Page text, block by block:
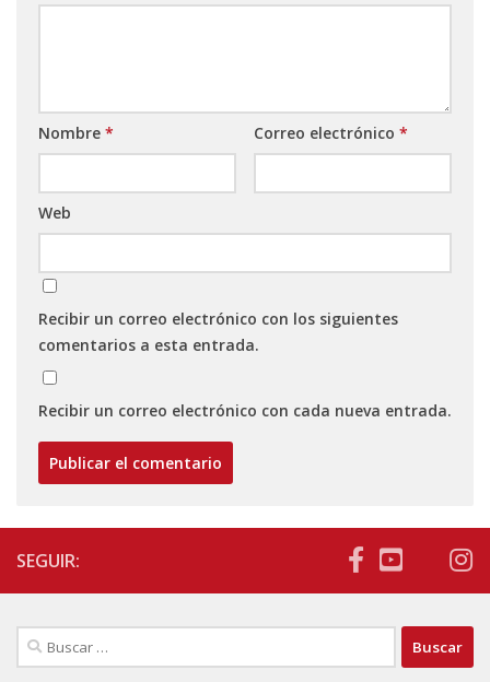
Nombre * Correo electrónico *
Web
Recibir un correo electrónico con los siguientes
comentarios a esta entrada.
Recibir un correo electrónico con cada nueva entrada.
SEGUIR:
Buscar: